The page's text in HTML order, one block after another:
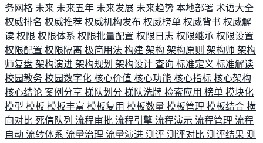
务网格 未来 未来五年 未来发展 未来趋势 本地部署 术语大全
权威排名 权威推荐 权威机构发布 权威榜单 权威背书 权威解
读 权限 权限体系 权限批量配置 权限日志 权限继承 权限设置
权限配置 权限隔离 极简用法 构建 架构 架构原则 架构师 架构
师复盘 架构演进 架构规划 架构设计 查询 标准定义 标准解读
校园教务 校园数字化 核心价值 核心功能 核心指标 核心架构
核心结论 案例分享 梯队划分 梯队洗牌 检索应用 榜单 模块化
模型 模板 模板丰富 模板复用 模板数量 模板管理 模板结合 横
向对比 死信队列 流程审批 流程引擎 流程演示 流程管理 流程
自动 流转体系 流量治理 流量演进 测评 测评对比 测评结果 测